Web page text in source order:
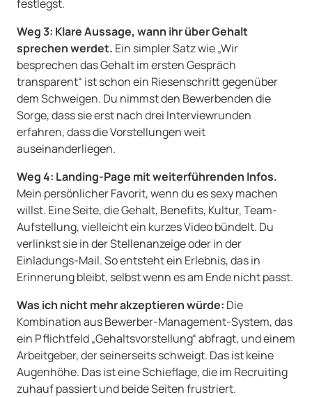
festlegst.
Weg 3: Klare Aussage, wann ihr über Gehalt
sprechen werdet. Ein simpler Satz wie „Wir
besprechen das Gehalt im ersten Gespräch
transparent“ ist schon ein Riesenschritt gegenüber
dem Schweigen. Du nimmst den Bewerbenden die
Sorge, dass sie erst nach drei Interviewrunden
erfahren, dass die Vorstellungen weit
auseinanderliegen.
Weg 4: Landing-Page mit weiterführenden Infos.
Mein persönlicher Favorit, wenn du es sexy machen
willst. Eine Seite, die Gehalt, Benefits, Kultur, Team-
Aufstellung, vielleicht ein kurzes Video bündelt. Du
verlinkst sie in der Stellenanzeige oder in der
Einladungs-Mail. So entsteht ein Erlebnis, das in
Erinnerung bleibt, selbst wenn es am Ende nicht passt.
Was ich nicht mehr akzeptieren würde: Die
Kombination aus Bewerber-Management-System, das
ein Pflichtfeld „Gehaltsvorstellung“ abfragt, und einem
Arbeitgeber, der seinerseits schweigt. Das ist keine
Augenhöhe. Das ist eine Schieflage, die im Recruiting
zuhauf passiert und beide Seiten frustriert.